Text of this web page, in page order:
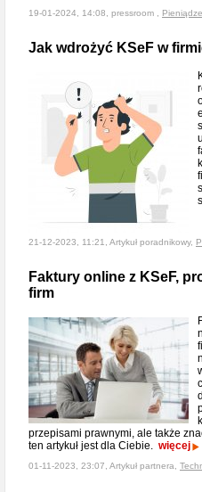
19-01-2024, 14:08, pressroom , Pieniądze
Jak wdrożyć KSeF w
21-12-2023, 11:21, Artykuł poradnikowy,
Faktury online z KSeF,
firm
przepisami prawnymi, ale także
ten artykuł jest dla Ciebie. więcej
01-11-2023, 23:07, Artykuł partnera,